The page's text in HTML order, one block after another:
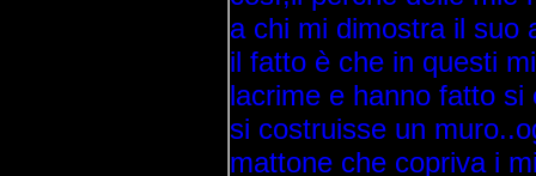
a chi mi dimostra il suo
il fatto è che in questi
lacrime e hanno fatto
si costruisse un
mattone che copriva i